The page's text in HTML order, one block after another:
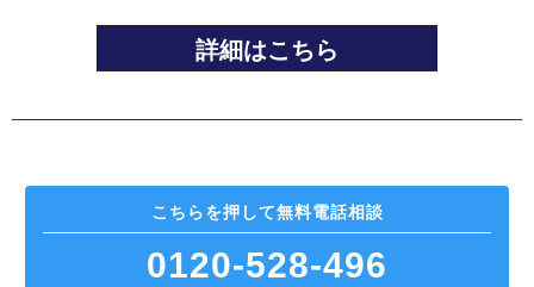
詳細はこちら
こちらを押して無料電話相談
0120-528-496